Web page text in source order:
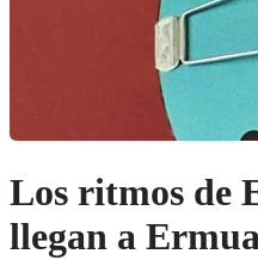
Los ritmos de
llegan a